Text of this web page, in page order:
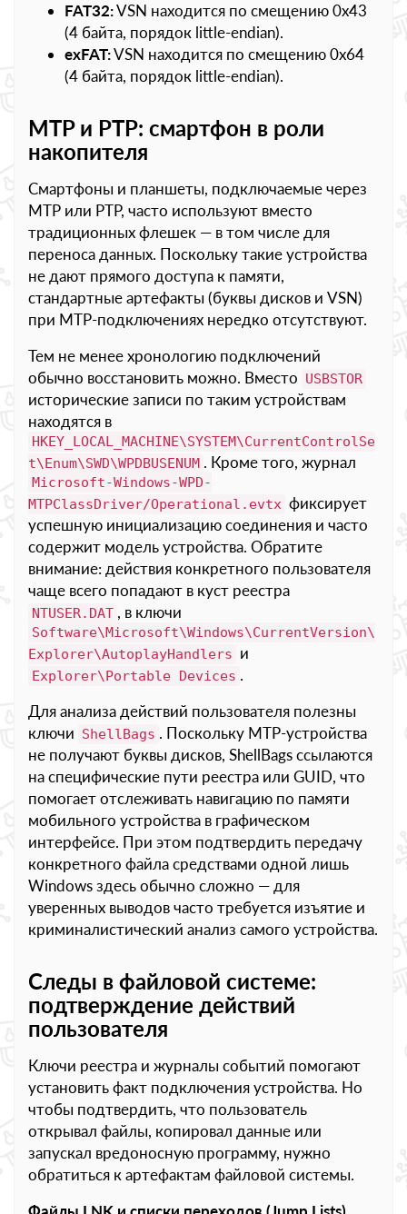
FAT32:VSN находится по смещению 0x43
(4 байта, порядок little-endian).
exFAT:VSN находится по смещению 0x64
(4 байта, порядок little-endian).
MTP и PTP: смартфон в роли
накопителя
Смартфоны и планшеты, подключаемые через
MTP или PTP, часто используют вместо
традиционных флешек — в том числе для
переноса данных. Поскольку такие устройства
не дают прямого доступа к памяти,
стандартные артефакты (буквы дисков и VSN)
при MTP-подключениях нередко отсутствуют.
Тем не менее хронологию подключений
обычно восстановить можно. Вместо USBSTOR
исторические записи по таким устройствам
находятся в
HKEY_LOCAL_MACHINE\SYSTEM\CurrentControlSe
t\Enum\SWD\WPDBUSENUM . Кроме того, журнал
Microsoft-Windows-WPD-
MTPClassDriver/Operational.evtx фиксирует
успешную инициализацию соединения и часто
содержит модель устройства. Обратите
внимание: действия конкретного пользователя
чаще всего попадают в куст реестра
NTUSER.DAT , в ключи
Software\Microsoft\Windows\CurrentVersion\
Explorer\AutoplayHandlers и
Explorer\Portable Devices .
Для анализа действий пользователя полезны
ключи ShellBags . Поскольку MTP-устройства
не получают буквы дисков, ShellBags ссылаются
на специфические пути реестра или GUID, что
помогает отслеживать навигацию по памяти
мобильного устройства в графическом
интерфейсе. При этом подтвердить передачу
конкретного файла средствами одной лишь
Windows здесь обычно сложно — для
уверенных выводов часто требуется изъятие и
криминалистический анализ самого устройства.
Следы в файловой системе:
подтверждение действий
пользователя
Ключи реестра и журналы событий помогают
установить факт подключения устройства. Но
чтобы подтвердить, что пользователь
открывал файлы, копировал данные или
запускал вредоносную программу, нужно
обратиться к артефактам файловой системы.